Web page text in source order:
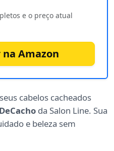
e o preço atual
Amazon
cabelos cacheados
da Salon Line. Sua
e beleza sem